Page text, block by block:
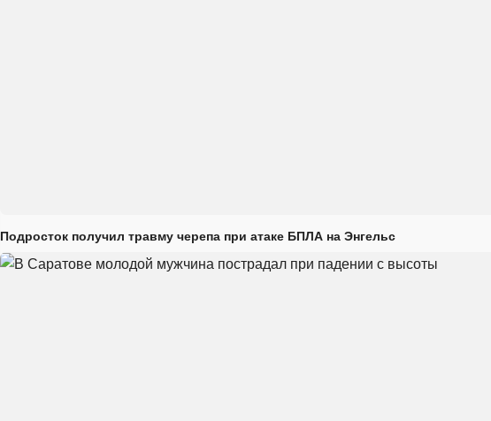
Подросток получил травму черепа при атаке БПЛА на Энгельс